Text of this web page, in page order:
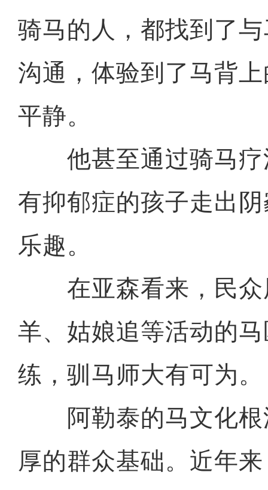
骑马的人，都找到了
沟通，体验到了马背
平静。
他甚至通过骑马疗
有抑郁症的孩子走出
乐趣。
在亚森看来，民众
羊、姑娘追等活动的
练，驯马师大有可为。
阿勒泰的马文化根
厚的群众基础。近年